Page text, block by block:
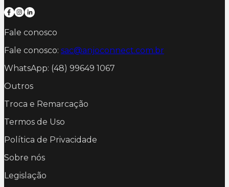
Fale conosco
Fale conosco: sac@anjoconnect.com.br
WhatsApp: (48) 99649 1067
Outros
Troca e Remarcação
Termos de Uso
Política de Privacidade
Sobre nós
Legislação